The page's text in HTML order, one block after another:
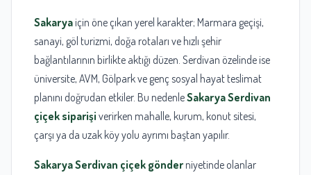
Sakarya için öne çıkan yerel karakter; Marmara geçişi,
sanayi, göl turizmi, doğa rotaları ve hızlı şehir
bağlantılarının birlikte aktığı düzen. Serdivan özelinde ise
üniversite, AVM, Gölpark ve genç sosyal hayat teslimat
planını doğrudan etkiler. Bu nedenleSakarya Serdivan
çiçek siparişi verirken mahalle, kurum, konut sitesi,
çarşı ya da uzak köy yolu ayrımı baştan yapılır.
Sakarya Serdivan çiçek gönder niyetinde olanlar